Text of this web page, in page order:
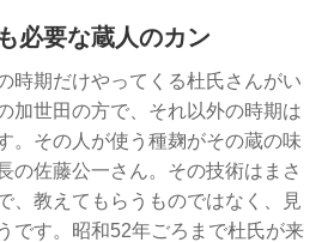
必要な蔵人のカン
時期だけやってくる杜氏さんがい
加世田の方で、それ以外の時期は
。その人が使う種麹がその蔵の味
の佐藤公一さん。その技術はまさ
、教えてもらうものではなく、見
です。昭和52年ごろまで杜氏が来